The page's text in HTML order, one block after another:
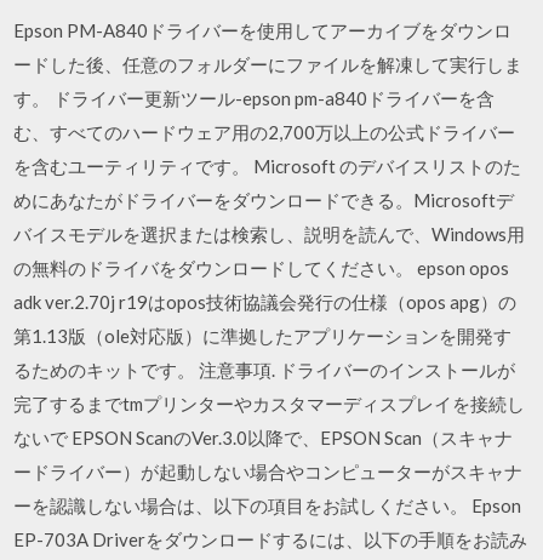
Epson PM-A840ドライバーを使用してアーカイブをダウンロ
ードした後、任意のフォルダーにファイルを解凍して実行しま
す。 ドライバー更新ツール-epson pm-a840ドライバーを含
む、すべてのハードウェア用の2,700万以上の公式ドライバー
を含むユーティリティです。 Microsoft のデバイスリストのた
めにあなたがドライバーをダウンロードできる。Microsoftデ
バイスモデルを選択または検索し、説明を読んで、Windows用
の無料のドライバをダウンロードしてください。 epson opos
adk ver.2.70j r19はopos技術協議会発行の仕様（opos apg）の
第1.13版（ole対応版）に準拠したアプリケーションを開発す
るためのキットです。 注意事項. ドライバーのインストールが
完了するまでtmプリンターやカスタマーディスプレイを接続し
ないで EPSON ScanのVer.3.0以降で、EPSON Scan（スキャナ
ードライバー）が起動しない場合やコンピューターがスキャナ
ーを認識しない場合は、以下の項目をお試しください。 Epson
EP-703A Driverをダウンロードするには、以下の手順をお読み